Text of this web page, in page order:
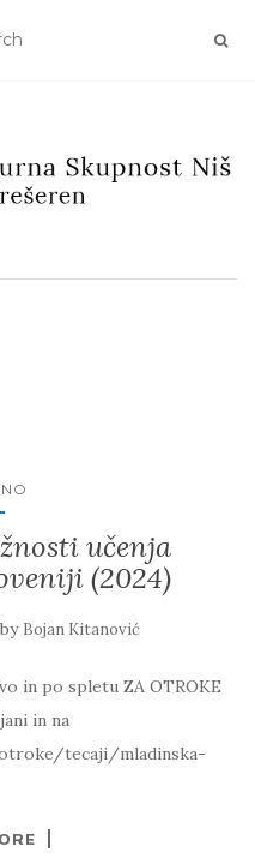
učenja
(2024)
by Bojan Kitanović
in po spletu ZA OTROKE
in na
tecaji/mladinska-